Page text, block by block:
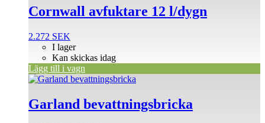
Cornwall avfuktare 12 l/dygn
2.272 SEK
I lager
Kan skickas idag
Lägg till i vagn
Garland bevattningsbricka
Den
produkten
har